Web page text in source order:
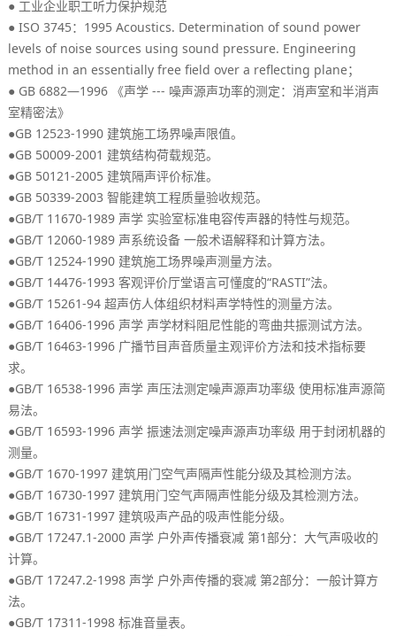
● 工业企业职工听力保护规范
● ISO 3745：1995 Acoustics. Determination of sound power
levels of noise sources using sound pressure. Engineering
method in an essentially free field over a reflecting plane；
● GB 6882—1996 《声学 --- 噪声源声功率的测定：消声室和半消声
室精密法》
●GB 12523-1990 建筑施工场界噪声限值。
●GB 50009-2001 建筑结构荷载规范。
●GB 50121-2005 建筑隔声评价标准。
●GB 50339-2003智能建筑工程质量验收规范。
●GB/T 11670-1989 声学 实验室标准电容传声器的特性与规范。
●GB/T 12060-1989 声系统设备 一般术语解释和计算方法。
●GB/T 12524-1990 建筑施工场界噪声测量方法。
●GB/T 14476-1993客观评价厅堂语言可懂度的“RASTI”法。
●GB/T 15261-94超声仿人体组织材料声学特性的测量方法。
●GB/T 16406-1996 声学 声学材料阻尼性能的弯曲共振测试方法。
●GB/T 16463-1996 广播节目声音质量主观评价方法和技术指标要
求。
●GB/T 16538-1996 声学 声压法测定噪声源声功率级 使用标准声源简
易法。
●GB/T 16593-1996 声学 振速法测定噪声源声功率级 用于封闭机器的
测量。
●GB/T 1670-1997 建筑用门空气声隔声性能分级及其检测方法。
●GB/T 16730-1997 建筑用门空气声隔声性能分级及其检测方法。
●GB/T 16731-1997 建筑吸声产品的吸声性能分级。
●GB/T 17247.1-2000 声学 户外声传播衰减 第1部分：
大气声吸收的
计算。
●GB/T 17247.2-1998 声学 户外声传播的衰减 第2部分：一般计算方
法。
●GB/T 17311-1998标准音量表。